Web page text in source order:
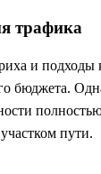
трафика
и подходы
бюджета.
пути.